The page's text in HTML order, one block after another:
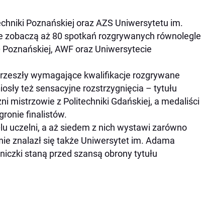
Poznańskiej oraz AZS Uniwersytetu im.
aż 80 spotkań rozgrywanych równolegle
AWF oraz Uniwersytecie
wymagające kwalifikacje rozgrywane
też sensacyjne rozstrzygnięcia – tytułu
mistrzowie z Politechniki Gdańskiej, a medaliści
finalistów.
uczelni, a aż siedem z nich wystawi zarówno
znalazł się także Uniwersytet im. Adama
staną przed szansą obrony tytułu